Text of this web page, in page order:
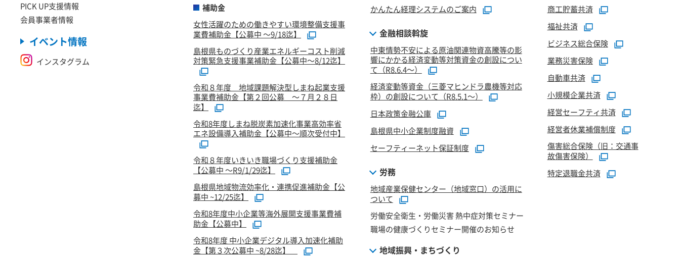
PICK UP支援情報
会員事業者情報
イベント情報
インスタグラム
補助金
女性活躍のための働きやすい環境整備支援事
業費補助金【公募中 ～9/18迄】
島根県ものづくり産業エネルギーコスト削減
対策緊急支援事業補助金【公募中～8/12迄】
令和８年度 地域課題解決型しまね起業支援
事業費補助金【第２回公募 ～７月２８日
迄】
令和8年度しまね脱炭素加速化事業高効率省
エネ設備導入補助金【公募中～順次受付中】
令和８年度いきいき職場づくり支援補助金
【公募中 ～R9/1/29迄】
島根県地域物流効率化・連携促進補助金【公
募中 ~12/25迄】
令和8年度中小企業等海外展開支援事業費補
助金【公募中】
令和8年度 中小企業デジタル導入加速化補助
金【第３次公募中 ~8/28迄】
かんたん経理システムのご案内
金融相談斡旋
中東情勢不安による原油関連物資高騰等の影
響にかかる経済変動等対策資金の創設につい
て（R8.6.4～）
経済変動等資金（三菱マヒンドラ農機等対応
枠）の創設について（R8.5.1～）
日本政策金融公庫
島根県中小企業制度融資
セーフティーネット保証制度
労務
地域産業保健センター（地域窓口）の活用に
ついて
労働安全衛生・労働災害 熱中症対策セミナー
職場の健康づくりセミナー開催のお知らせ
地域振興・まちづくり
商工貯蓄共済
福祉共済
ビジネス総合保険
業務災害保険
自動車共済
小規模企業共済
経営セーフティ共済
経営者休業補償制度
傷害総合保険（旧：交通事
故傷害保険）
特定退職金共済